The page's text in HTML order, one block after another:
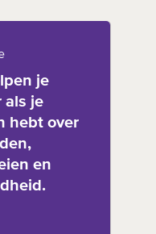
je
als je
hebt over
en